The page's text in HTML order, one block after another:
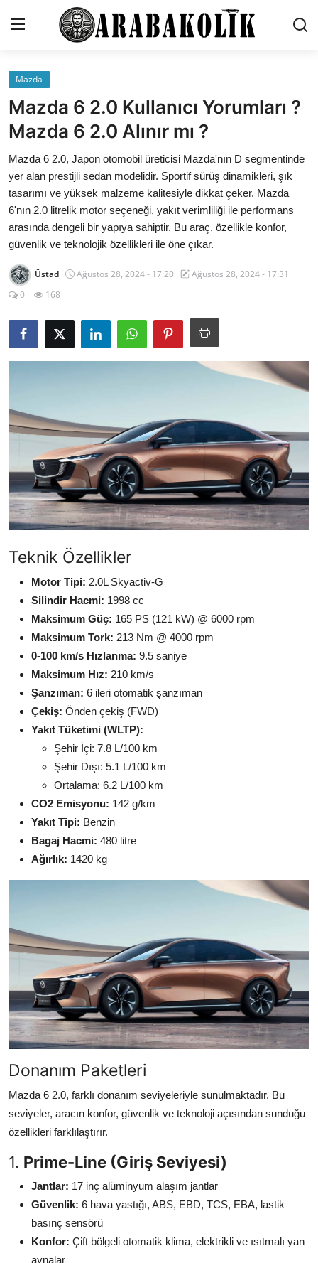
İletişim
Genel
Karşılaştırmalar
Testler
Markalar
Öneriler
Motosiklet
Yağlar
Mazda
Mazda 6 2.0 Kullanıcı Yorumları ?
Mazda 6 2.0 Alınır mı ?
Mazda 6 2.0, Japon otomobil üreticisi Mazda'nın D segmentinde
yer alan prestijli sedan modelidir. Sportif sürüş dinamikleri, şık
tasarımı ve yüksek malzeme kalitesiyle dikkat çeker. Mazda
6'nın 2.0 litrelik motor seçeneği, yakıt verimliliği ile performans
arasında dengeli bir yapıya sahiptir. Bu araç, özellikle konfor,
güvenlik ve teknolojik özellikleri ile öne çıkar.
Üstad Ağustos 28, 2024 - 17:20
Ağustos 28, 2024 - 17:31
0
168
Teknik Özellikler
Motor Tipi: 2.0L Skyactiv-G
Silindir Hacmi: 1998 cc
Maksimum Güç: 165 PS (121 kW) @ 6000 rpm
Maksimum Tork: 213 Nm @ 4000 rpm
0-100 km/s Hızlanma: 9.5 saniye
Maksimum Hız: 210 km/s
Şanzıman: 6 ileri otomatik şanzıman
Çekiş: Önden çekiş (FWD)
Yakıt Tüketimi (WLTP):
Şehir İçi: 7.8 L/100 km
Şehir Dışı: 5.1 L/100 km
Ortalama: 6.2 L/100 km
CO2 Emisyonu: 142 g/km
Yakıt Tipi: Benzin
Bagaj Hacmi: 480 litre
Ağırlık: 1420 kg
Donanım Paketleri
Mazda 6 2.0, farklı donanım seviyeleriyle sunulmaktadır. Bu
seviyeler, aracın konfor, güvenlik ve teknoloji açısından sunduğu
özellikleri farklılaştırır.
1. Prime-Line (Giriş Seviyesi)
Jantlar: 17 inç alüminyum alaşım jantlar
Güvenlik: 6 hava yastığı, ABS, EBD, TCS, EBA, lastik
basınç sensörü
Konfor: Çift bölgeli otomatik klima, elektrikli ve ısıtmalı yan
aynalar